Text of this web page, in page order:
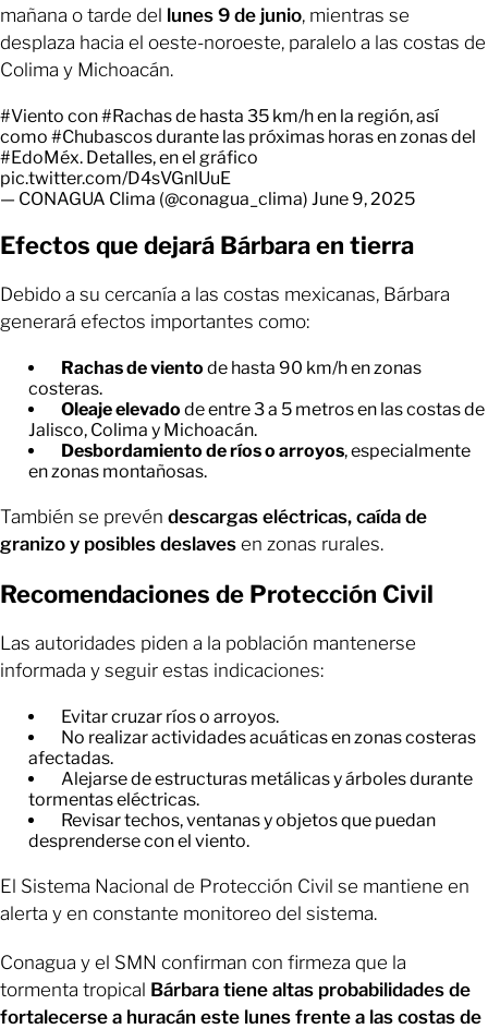
mañana o tarde del lunes 9 de junio, mientras se
desplaza hacia el oeste-noroeste, paralelo a las costas de
Colima y Michoacán.
#Viento con#Rachasde hasta 35 km/h en la región, así
como #Chubascosdurante las próximas horas en zonas del
#EdoMéx. Detalles, en el gráfico
pic.twitter.com/D4sVGnlUuE
— CONAGUA Clima (@conagua_clima) June 9, 2025
Efectos que dejará Bárbara en tierra
Debido a su cercanía a las costas mexicanas, Bárbara
generará efectos importantes como:
Rachas de viento de hasta 90 km/h en zonas
costeras.
Oleaje elevado de entre 3 a 5 metros en las costas de
Jalisco, Colima y Michoacán.
Desbordamiento de ríos o arroyos, especialmente
en zonas montañosas.
También se prevén descargas eléctricas, caída de
granizo y posibles deslaves en zonas rurales.
Recomendaciones de Protección Civil
Las autoridades piden a la población mantenerse
informada y seguir estas indicaciones:
Evitar cruzar ríos o arroyos.
No realizar actividades acuáticas en zonas costeras
afectadas.
Alejarse de estructuras metálicas y árboles durante
tormentas eléctricas.
Revisar techos, ventanas y objetos que puedan
desprenderse con el viento.
El Sistema Nacional de Protección Civil se mantiene en
alerta y en constante monitoreo del sistema.
Conagua y el SMN confirman con firmeza que la
tormenta tropical Bárbara tiene altas probabilidades de
fortalecerse a huracán este lunes frente a las costas de